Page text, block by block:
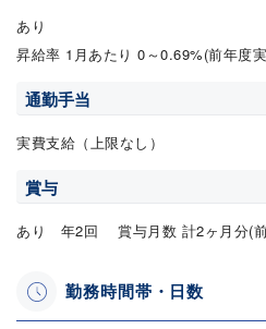
あり
昇給率 1月あたり 0～0.69%(前年度
通勤手当
実費支給（上限なし）
賞与
あり 年2回 賞与月数 計2ヶ月分(
勤務時間帯・日数